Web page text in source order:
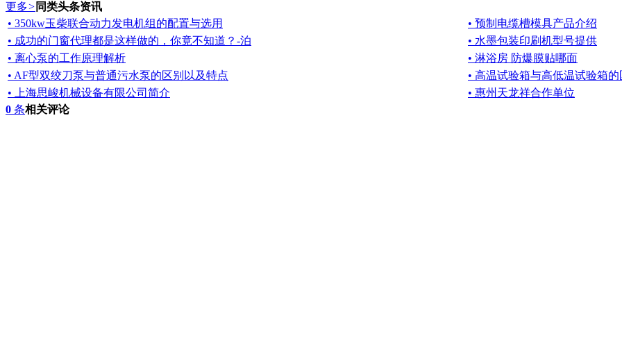
更多> 同类头条资讯
• 350kw玉柴联合动力发电机组的配置与选用
• 预制电缆槽模具产品介绍
• 成功的门窗代理都是这样做的，你竟不知道？-泊
• 水墨包装印刷机型号提供
• 离心泵的工作原理解析
• 淋浴房 防爆膜贴哪面
• AF型双绞刀泵与普通污水泵的区别以及特点
• 高温试验箱与高低温试验箱的
• 上海思峻机械设备有限公司简介
• 惠州天龙祥合作单位
0 条相关评论